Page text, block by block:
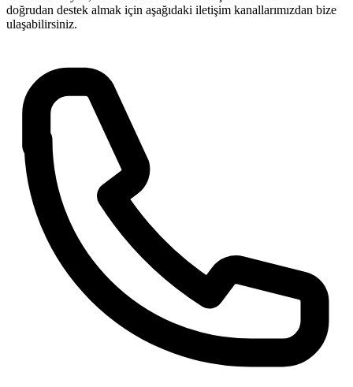
doğrudan destek almak için aşağıdaki iletişim kanallarımızdan bize
ulaşabilirsiniz.